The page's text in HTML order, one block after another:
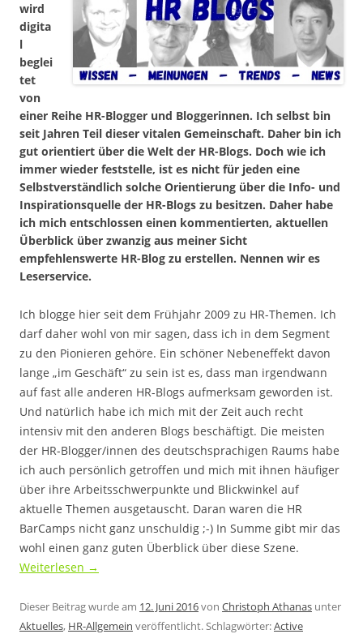
wird
digita
l
beglei
tet
von
einer Reihe HR-Blogger und Bloggerinnen. Ich selbst bin
seit Jahren Teil dieser vitalen Gemeinschaft. Daher bin ich
gut orientiert über die Welt der HR-Blogs. Doch wie ich
immer wieder feststelle, ist es nicht für jeden eine
Selbstverständlich solche Orientierung über die Info- und
Inspirationsquelle der HR-Blogs zu besitzen. Daher habe
ich mich entschlossen einen kommentierten, aktuellen
Überblick über zwanzig aus meiner Sicht
empfehlenswerte HR-Blog zu erstellen. Nennen wir es
Leserservice.
Ich blogge hier seit dem Frühjahr 2009 zu HR-Themen. Ich
darf daher wohl von mir sagen, dass ich in dem Segment
zu den Pionieren gehöre. Ein schöner Nebeneffekt davon
lange „im Geschäft“ zu sein ist es, dass man irgendwann
auf fast alle anderen HR-Blogs aufmerksam geworden ist.
Und natürlich habe ich mich mit der Zeit auch recht
intensiv mit den anderen Blogs beschäftigt. Die meisten
der HR-Blogger/innen des deutschsprachigen Raums habe
ich auch persönlich getroffen und mich mit ihnen häufiger
über ihre Arbeitsschwerpunkte und Blickwinkel auf
aktuelle Themen ausgetauscht. Daran waren die HR
BarCamps nicht ganz unschuldig ;-) In Summe gibt mir das
wohl einen ganz guten Überblick über diese Szene.
Weiterlesen →
Dieser Beitrag wurde am 12. Juni 2016von Christoph Athanas unter
Aktuelles, HR-Allgemein veröffentlicht. Schlagwörter:Active